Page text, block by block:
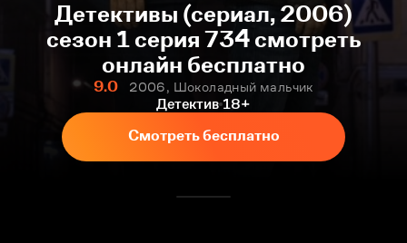
Детективы (сериал, 2006)
сезон 1 серия 734 смотреть
онлайн бесплатно
9.0
2006, Шоколадный мальчик
Детектив 18+
Смотреть бесплатно